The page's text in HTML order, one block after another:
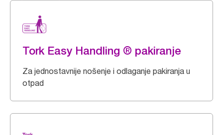
Tork Easy Handling ® pakiranje
Za jednostavnije nošenje i odlaganje pakiranja u
otpad